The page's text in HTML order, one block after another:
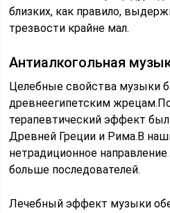
близких, как правило,
трезвости крайне мал.
Антиалкогольная
Целебные свойства музыки
древнеегипетским
терапевтический эффект
Древней Греции и Рима.В
нетрадиционное
больше последователей.
Лечебный эффект музыки